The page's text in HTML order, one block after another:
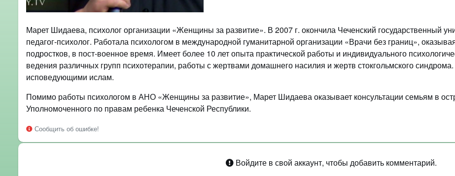
Марет Шидаева, психолог организации «Женщины за развитие». В 2007 г. окончила Чеченский государственный
педагог-психолог. Работала психологом в международной гуманитарной организации «Врачи без границ»,
подростков, в пост-военное время. Имеет более 10 лет опыта практической работы и индивидуального
ведения различных групп психотерапии, работы с жертвами домашнего насилия и жертв стокгольмского
исповедующими ислам.
Помимо работы психологом в АНО «Женщины за развитие», Марет Шидаева оказывает консультации семьям в
Уполномоченного по правам ребенка Чеченской Республики.
Сообщить об ошибке!
Войдите в свой аккаунт, чтобы добавить комментарий.